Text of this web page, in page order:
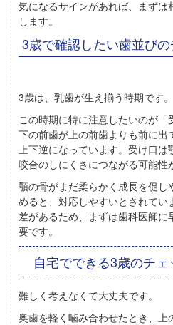
気になるサインがあれば、まず
します。
3歳で確認したい歯並び
3歳は、乳歯が生え揃う時期です。
この時期に特に注意したいのが「
下の前歯が上の前歯よりも前に
上下逆になっています。受け口
咬合のしにくさにつながる可能性
顎の骨がまだ柔らかく成長を促
めると、対応しやすいとされてい
差があるため、まずは歯科医師
要です。
自宅でできる3歳のチ
難しく考えなくて大丈夫です。
奥歯を軽く噛み合わせたとき、